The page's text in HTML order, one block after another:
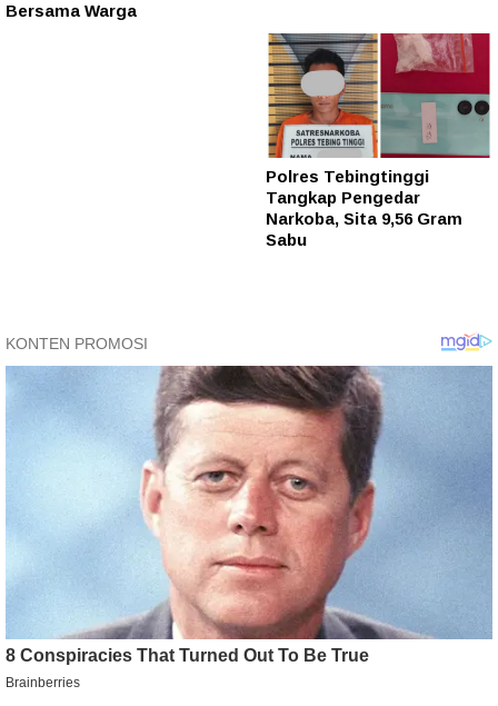
Bersama Warga
Polres Tebingtinggi
Tangkap Pengedar
Narkoba, Sita 9,56 Gram
Sabu